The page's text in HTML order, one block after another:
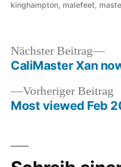
kinghampton, malefeet,
Vorheriger Beitrag
Most viewed Feb
Nächster Beitrag
CaliMaster Xan